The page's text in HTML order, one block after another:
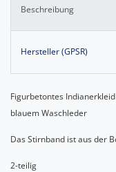
Beschreibung
Hersteller (GPSR)
Figurbetontes
blauem Waschleder
Das Stirnband ist aus der
2-teilig